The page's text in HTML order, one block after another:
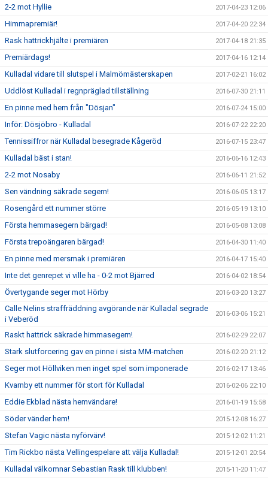
2-2 mot Hyllie 2017-04-23 12:06
Himmapremiär! 2017-04-20 22:34
Rask hattrickhjälte i premiären 2017-04-18 21:35
Premiärdags! 2017-04-16 12:14
Kulladal vidare till slutspel i Malmömästerskapen 2017-02-21 16:02
Uddlöst Kulladal i regnpräglad tillställning 2016-07-30 21:11
En pinne med hem från "Dösjan" 2016-07-24 15:00
Inför: Dösjöbro - Kulladal 2016-07-22 22:20
Tennissiffror när Kulladal besegrade Kågeröd 2016-07-15 23:47
Kulladal bäst i stan! 2016-06-16 12:43
2-2 mot Nosaby 2016-06-11 21:52
Sen vändning säkrade segern! 2016-06-05 13:17
Rosengård ett nummer större 2016-05-19 13:10
Första hemmasegern bärgad! 2016-05-08 13:08
Första trepoängaren bärgad! 2016-04-30 11:40
En pinne med mersmak i premiären 2016-04-17 15:40
Inte det genrepet vi ville ha - 0-2 mot Bjärred 2016-04-02 18:54
Övertygande seger mot Hörby 2016-03-20 13:27
Calle Nelins straffräddning avgörande när Kulladal segrade
i Veberöd
2016-03-06 15:21
Raskt hattrick säkrade himmasegern! 2016-02-29 22:07
Stark slutforcering gav en pinne i sista MM-matchen 2016-02-20 21:12
Seger mot Höllviken men inget spel som imponerade 2016-02-17 13:46
Kvarnby ett nummer för stort för Kulladal 2016-02-06 22:10
Eddie Ekblad nästa hemvändare! 2016-01-19 15:58
Söder vänder hem! 2015-12-08 16:27
Stefan Vagic nästa nyförvärv! 2015-12-02 11:21
Tim Rickbo nästa Vellingespelare att välja Kulladal! 2015-12-01 20:54
Kulladal välkomnar Sebastian Rask till klubben! 2015-11-20 11:47